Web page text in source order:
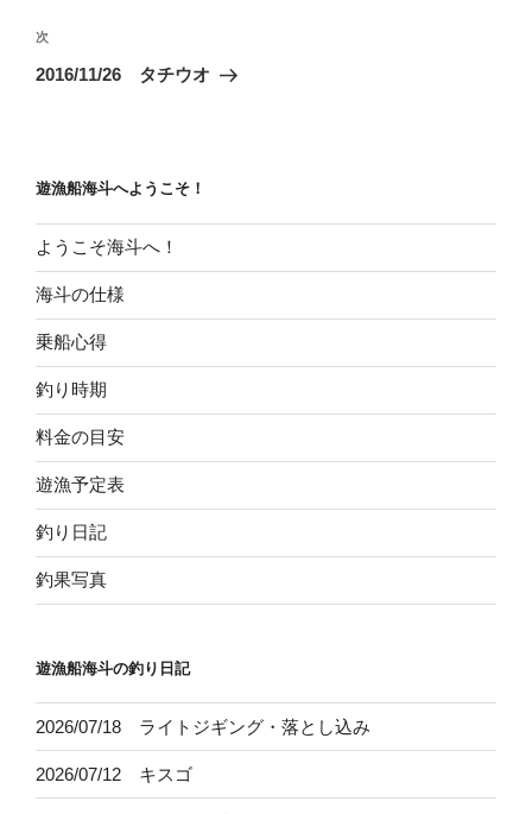
ビ
ゲ
ン
稿
次
の
次
2016/11/26 タチウオ
遊漁船海斗へようこそ！
ようこそ海斗へ！
海斗の仕様
乗船心得
釣り時期
料金の目安
遊漁予定表
釣り日記
釣果写真
遊漁船海斗の釣り日記
2026/07/18 ライトジギング・落とし込み
2026/07/12 キスゴ